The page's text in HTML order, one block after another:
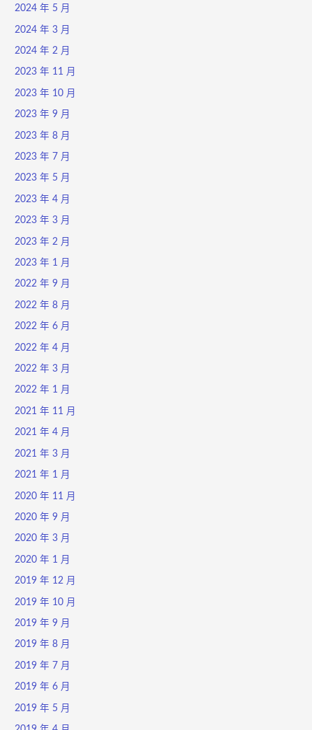
2024 年 5 月
2024 年 3 月
2024 年 2 月
2023 年 11 月
2023 年 10 月
2023 年 9 月
2023 年 8 月
2023 年 7 月
2023 年 5 月
2023 年 4 月
2023 年 3 月
2023 年 2 月
2023 年 1 月
2022 年 9 月
2022 年 8 月
2022 年 6 月
2022 年 4 月
2022 年 3 月
2022 年 1 月
2021 年 11 月
2021 年 4 月
2021 年 3 月
2021 年 1 月
2020 年 11 月
2020 年 9 月
2020 年 3 月
2020 年 1 月
2019 年 12 月
2019 年 10 月
2019 年 9 月
2019 年 8 月
2019 年 7 月
2019 年 6 月
2019 年 5 月